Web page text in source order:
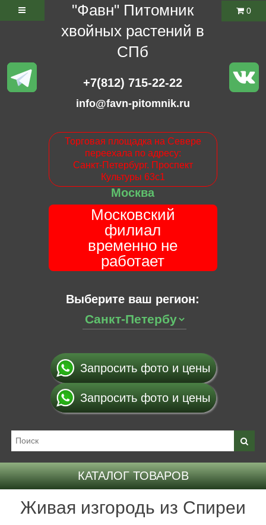
"Фавн" Питомник
хвойных растений в
СПб
+7(812) 715-22-22
info@favn-pitomnik.ru
Торговая площадка на Севере
переехала по адресу:
Санкт-Петербург. Проспект
Культуры 63с1
Москва
Московский
филиал
временно не
работает
Выберите ваш регион:
0
Запросить фото и цены
Запросить фото и цены
КАТАЛОГ ТОВАРОВ
Живая изгородь из Спиреи